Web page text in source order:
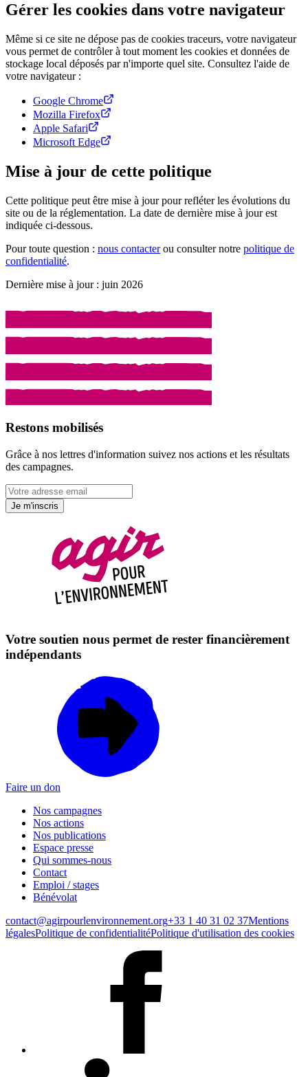
Gérer les cookies dans votre navigateur
Même si ce site ne dépose pas de cookies traceurs, votre navigateur
vous permet de contrôler à tout moment les cookies et données de
stockage local déposés par n'importe quel site. Consultez l'aide de
votre navigateur :
Google Chrome
Mozilla Firefox
Apple Safari
Microsoft Edge
Mise à jour de cette politique
Cette politique peut être mise à jour pour refléter les évolutions du
site ou de la réglementation. La date de dernière mise à jour est
indiquée ci-dessous.
Pour toute question : nous contacter ou consulter notre politique de
confidentialité.
Dernière mise à jour : juin 2026
Restons mobilisés
Grâce à nos lettres d'information suivez nos actions et les résultats
des campagnes.
Je m'inscris
Votre soutien nous permet de rester financièrement
indépendants
Faire un don
Nos campagnes
Nos actions
Nos publications
Espace presse
Qui sommes-nous
Contact
Emploi / stages
Bénévolat
contact@agirpourlenvironnement.org+33 1 40 31 02 37Mentions
légalesPolitique de confidentialitéPolitique d'utilisation des cookies